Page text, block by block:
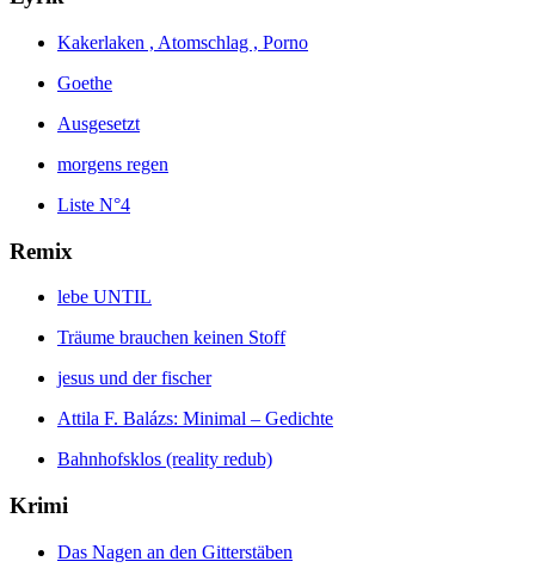
Kakerlaken , Atomschlag , Porno
Goethe
Ausgesetzt
morgens regen
Liste N°4
Remix
lebe UNTIL
Träume brauchen keinen Stoff
jesus und der fischer
Attila F. Balázs: Minimal – Gedichte
Bahnhofsklos (reality redub)
Krimi
Das Nagen an den Gitterstäben